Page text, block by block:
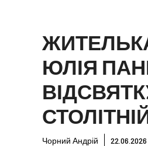
ЮЛІЯ
Чорний Андрій 22.06.2026